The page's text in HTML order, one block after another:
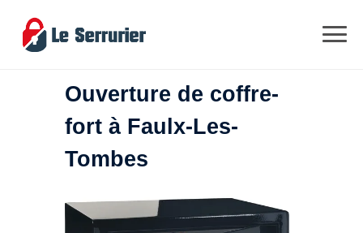
Ouverture de coffre-
fort à Faulx-Les-
Tombes